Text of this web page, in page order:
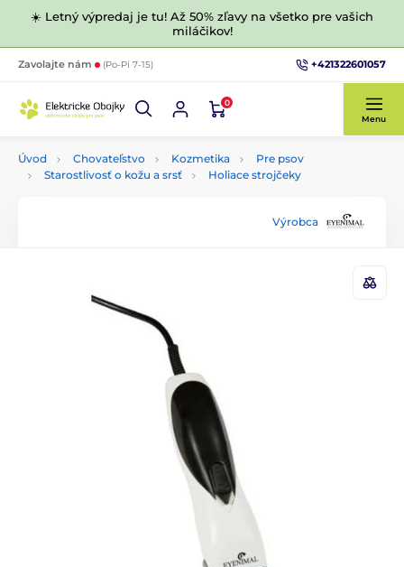
☀️ Letný výpredaj je tu! Až 50% zľavy na všetko pre vašich
miláčikov!
Zavolajte nám (Po-Pi 7-15) +421322601057
0
Menu
Úvod Chovateľstvo Kozmetika
Pre psov
Starostlivosť o kožu a srsť
Holiace strojčeky
Výrobca